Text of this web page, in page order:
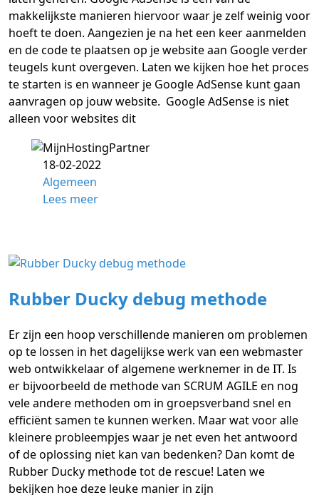
makkelijkste manieren hiervoor waar je zelf weinig voor
hoeft te doen. Aangezien je na het een keer aanmelden
en de code te plaatsen op je website aan Google verder
teugels kunt overgeven. Laten we kijken hoe het proces
te starten is en wanneer je Google AdSense kunt gaan
aanvragen op jouw website. Google AdSense is niet
alleen voor websites dit
18-02-2022
Algemeen
Lees meer
Rubber Ducky debug methode
Er zijn een hoop verschillende manieren om problemen
op te lossen in het dagelijkse werk van een webmaster
web ontwikkelaar of algemene werknemer in de IT. Is
er bijvoorbeeld de methode van SCRUM AGILE en nog
vele andere methoden om in groepsverband snel en
efficiënt samen te kunnen werken. Maar wat voor alle
kleinere probleempjes waar je net even het antwoord
of de oplossing niet kan van bedenken? Dan komt de
Rubber Ducky methode tot de rescue! Laten we
bekijken hoe deze leuke manier in zijn